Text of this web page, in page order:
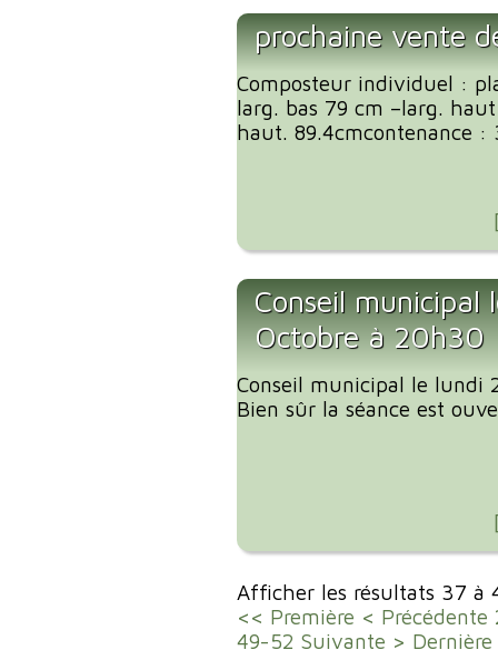
prochaine vente
Composteur individuel :
larg. bas 79 cm –larg.
haut. 89.4cmcontenance
Conseil municipal
Octobre à 20h30
Conseil municipal le lundi
Bien sûr la séance est
Afficher les résultats 37 à
<< Première < Précédente
49-52 Suivante >